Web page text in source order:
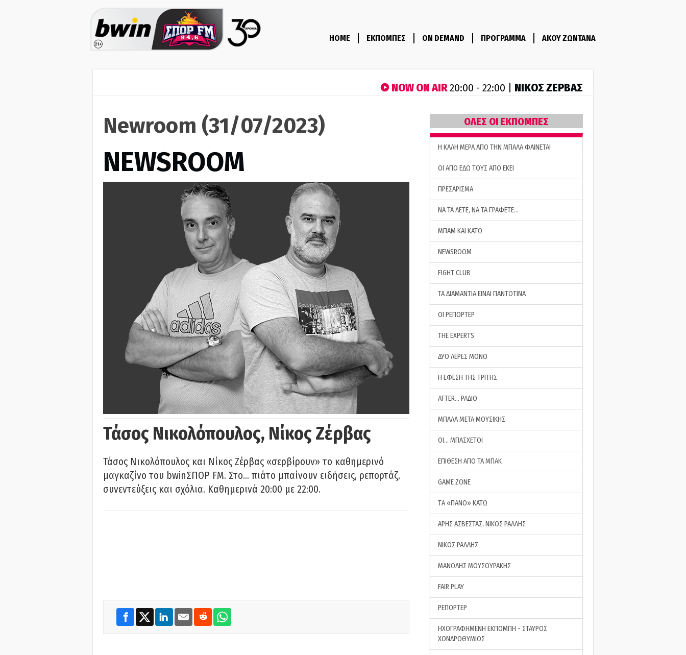
HOME ΕΚΠΟΜΠΕΣ ON DEMAND ΠΡΟΓΡΑΜΜΑ ΑΚΟΥ ΖΩΝΤΑΝΑ
NOW ON AIR20:00 - 22:00 | ΝΙΚΟΣ ΖΕΡΒΑΣ
Newroom (31/07/2023)
NEWSROOM
Τάσος Νικολόπουλος, Νίκος Ζέρβας
Τάσος Νικολόπουλος και Νίκος Ζέρβας «σερβίρουν» το καθημερινό
μαγκαζίνο του bwinΣΠΟΡ FM. Στο… πιάτο μπαίνουν ειδήσεις, ρεπορτάζ,
συνεντεύξεις και σχόλια. Καθημερινά 20:00 με 22:00.
ΟΛΕΣ ΟΙ ΕΚΠΟΜΠΕΣ
H ΚΑΛΗ ΜΕΡΑ ΑΠΟ ΤΗΝ ΜΠΑΛΑ ΦΑΙΝΕΤΑΙ
ΟΙ ΑΠΟ ΕΔΩ ΤΟΥΣ ΑΠΟ ΕΚΕΙ
ΠΡΕΣΑΡΙΣΜΑ
ΝΑ ΤΑ ΛΕΤΕ, ΝΑ ΤΑ ΓΡΑΦΕΤΕ…
ΜΠΑΜ ΚΑΙ ΚΑΤΩ
NEWSROOM
FIGHT CLUB
ΤΑ ΔΙΑΜΑΝΤΙΑ ΕΙΝΑΙ ΠΑΝΤΟΤΙΝΑ
ΟΙ ΡΕΠΟΡΤΕΡ
THE EXPERTS
ΔΥΟ ΛΕΡΕΣ ΜΟΝΟ
Η ΕΦΕΣΗ ΤΗΣ ΤΡΙΤΗΣ
AFTER… ΡΑΔΙΟ
ΜΠΑΛΑ ΜΕΤΑ ΜΟΥΣΙΚΗΣ
ΟΙ… ΜΠΑΣΧΕΤΟΙ
ΕΠΙΘΕΣΗ ΑΠΟ ΤΑ ΜΠΑΚ
GAME ZONE
ΤA «ΠΑΝΟ» ΚΑΤΩ
ΑΡΗΣ ΑΣΒΕΣΤΑΣ, ΝΙΚΟΣ ΡΑΛΛΗΣ
ΝΙΚΟΣ ΡΑΛΛΗΣ
ΜΑΝΩΛΗΣ ΜΟΥΣΟΥΡΑΚΗΣ
FAIR PLAY
ΡΕΠΟΡΤΕΡ
ΗΧΟΓΡΑΦΗΜΕΝΗ ΕΚΠΟΜΠΗ - ΣΤΑΥΡΟΣ
ΧΟΝΔΡΟΘΥΜΙΟΣ